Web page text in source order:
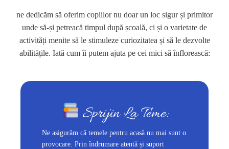
ne dedicăm să oferim copiilor nu doar un loc sigur și primitor
unde să-și petreacă timpul după școală, ci și o varietate de
activități menite să le stimuleze curiozitatea și să le dezvolte
abilitățile. Iată cum îi putem ajuta pe cei mici să înflorească:
Sprijin La Teme:
Ne asigurăm că temele pentru acasă nu mai sunt o
provocare. Prin îndrumare atentă și suport